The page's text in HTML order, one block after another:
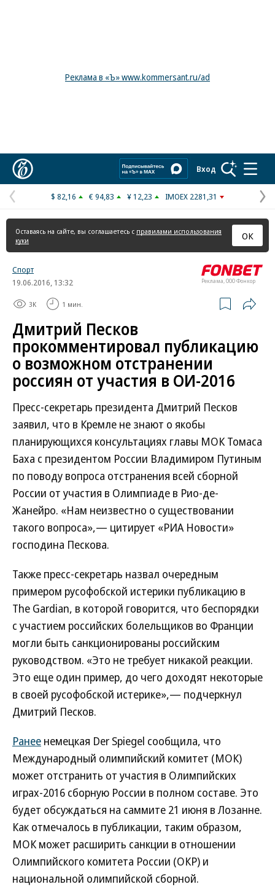
Реклама в «Ъ» www.kommersant.ru/ad
Вход
Предыдущая
страница
$ 82,16 € 94,83 ¥ 12,23 IMOEX 2281,31
Оставаясь на сайте, вы соглашаетесь с правилами использования
куки
ОК
Реклама, ООО Фонкор
Спорт
19.06.2016, 13:32
3K 1 мин.
Дмитрий Песков
прокомментировал публикацию
о возможном отстранении
россиян от участия в ОИ-2016
Пресс-секретарь президента Дмитрий Песков
заявил, что в Кремле не знают о якобы
планирующихся консультациях главы МОК Томаса
Баха с президентом России Владимиром Путиным
по поводу вопроса отстранения всей сборной
России от участия в Олимпиаде в Рио-де-
Жанейро. «Нам неизвестно о существовании
такого вопроса»,— цитирует «РИА Новости»
господина Пескова.
Также пресс-секретарь назвал очередным
примером русофобской истерики публикацию в
The Gardian, в которой говорится, что беспорядки
с участием российских болельщиков во Франции
могли быть санкционированы российским
руководством. «Это не требует никакой реакции.
Это еще один пример, до чего доходят некоторые
в своей русофобской истерике»,— подчеркнул
Дмитрий Песков.
Ранее немецкая Der Spiegel сообщила, что
Международный олимпийский комитет (МОК)
может отстранить от участия в Олимпийских
играх-2016 сборную России в полном составе. Это
будет обсуждаться на саммите 21 июня в Лозанне.
Как отмечалось в публикации, таким образом,
МОК может расширить санкции в отношении
Олимпийского комитета России (ОКР) и
национальной олимпийской сборной.